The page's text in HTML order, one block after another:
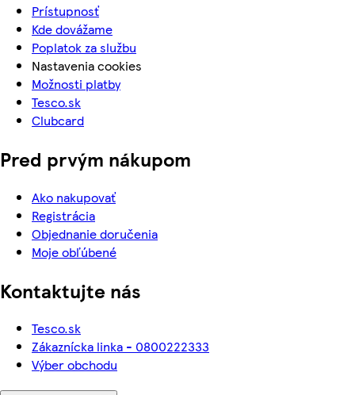
Prístupnosť
Kde dovážame
Poplatok za službu
Nastavenia cookies
Možnosti platby
Tesco.sk
Clubcard
Pred prvým nákupom
Ako nakupovať
Registrácia
Objednanie doručenia
Moje obľúbené
Kontaktujte nás
Tesco.sk
Zákaznícka linka - 0800222333
Výber obchodu